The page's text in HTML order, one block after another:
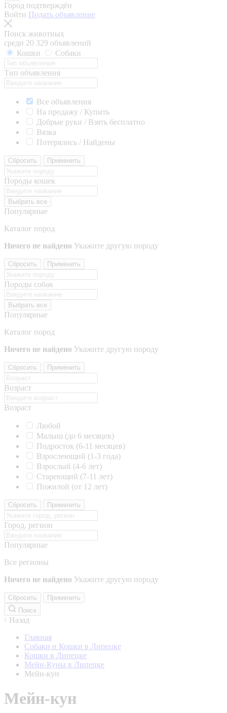
Город подтверждён
Войти Подать объявление
Поиск животных
среди 20 329 объявлений
Кошки
Собаки
Тип объявления
Все объявления
На продажу / Купить
Добрые руки / Взять бесплатно
Вязка
Потерялись / Найдены
Сбросить Применить
Породы кошек
Выбрать все
Популярные
Каталог пород
Ничего не найдено Укажите другую породу
Сбросить Применить
Породы собак
Выбрать все
Популярные
Каталог пород
Ничего не найдено Укажите другую породу
Сбросить Применить
Возраст
Возраст
Любой
Малыш (до 6 месяцев)
Подросток (6-11 месяцев)
Взрослеющий (1-3 года)
Взрослый (4-6 лет)
Стареющий (7-11 лет)
Пожилой (от 12 лет)
Сбросить Применить
Город, регион
Популярные
Все регионы
Ничего не найдено Укажите другую породу
Сбросить
Применить
Поиск
Назад
Главная
Собаки и Кошки в Липецке
Кошки в Липецке
Мейн-Куны в Липецке
Мейн-кун
Мейн-кун